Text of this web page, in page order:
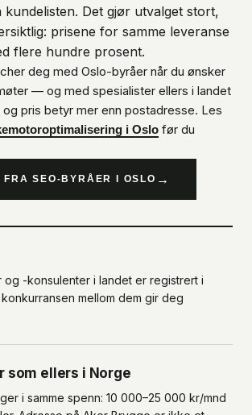
Det gjør utvalget stort,
prisene for samme leveranse
flere hundre prosent.
deg med Oslo-byråer når du ønsker
— og med spesialister ellers i landet
pris betyr mer enn postadresse. Les
i Oslo før du
FRA SEO-BYRÅER I OSLO →
og -konsulenter i landet er registrert i
mellom dem gir deg
som ellers i Norge
i samme spenn: 10 000–25 000 kr/mnd